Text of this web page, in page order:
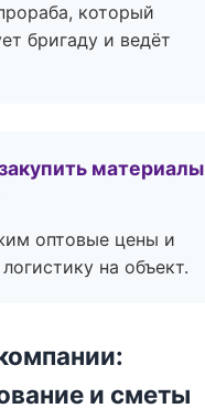
который
бригаду и ведёт
материалы
оптовые цены и
на объект.
и сметы